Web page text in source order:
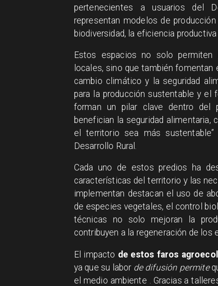
pertenecientes a usuarios del
representan modelos de
biodiversidad, la eficiencia
Estos espacios no solo permiten
locales, sino que también
cambio climático y la seguridad
para la producción sustentable y el
forman un pilar clave dentro del
benefician la seguridad
el territorio sea más
Desarrollo Rural.
Cada uno de estos predios ha
características del territorio y las
implementan destacan el uso de
de especies vegetales, el control
técnicas no solo mejoran la
contribuyen a la regeneración de los
El impacto de estos faros
ya que su labor de difusión permite
el medio ambiente . Gracias a